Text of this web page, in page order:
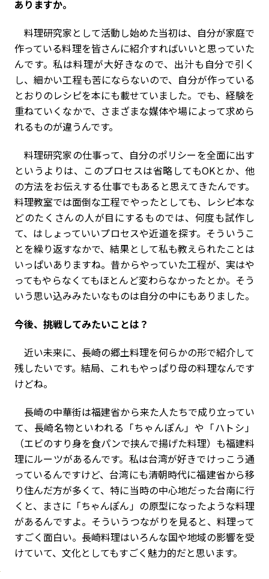
ありますか。
料理研究家として活動し始めた当初は、自分が家庭で
作っている料理を皆さんに紹介すればいいと思っていた
んです。私は料理が大好きなので、出汁も自分で引く
し、細かい工程も苦にならないので、自分が作っている
とおりのレシピを本にも載せていました。でも、経験を
重ねていくなかで、さまざまな媒体や場によって求めら
れるものが違うんです。
料理研究家の仕事って、自分のポリシーを全面に出す
というよりは、このプロセスは省略してもOKとか、他
の方法をお伝えする仕事でもあると思えてきたんです。
料理教室では面倒な工程でやったとしても、レシピ本な
どのたくさんの人が目にするものでは、何度も試作し
て、はしょっていいプロセスや近道を探す。そういうこ
とを繰り返すなかで、結果として私も教えられたことは
いっぱいありますね。昔からやっていた工程が、実はや
ってもやらなくてもほとんど変わらなかったとか。そう
いう思い込みみたいなものは自分の中にもありました。
――今後、挑戦してみたいことは？
近い未来に、長崎の郷土料理を何らかの形で紹介して
残したいです。結局、これもやっぱり母の料理なんです
けどね。
長崎の中華街は福建省から来た人たちで成り立ってい
て、長崎名物といわれる「ちゃんぽん」や「ハトシ」
（エビのすり身を食パンで挟んで揚げた料理）も福建料
理にルーツがあるんです。私は台湾が好きでけっこう通
っているんですけど、台湾にも清朝時代に福建省から移
り住んだ方が多くて、特に当時の中心地だった台南に行
くと、まさに「ちゃんぽん」の原型になったような料理
があるんですよ。そういうつながりを見ると、料理って
すごく面白い。長崎料理はいろんな国や地域の影響を受
けていて、文化としてもすごく魅力的だと思います。